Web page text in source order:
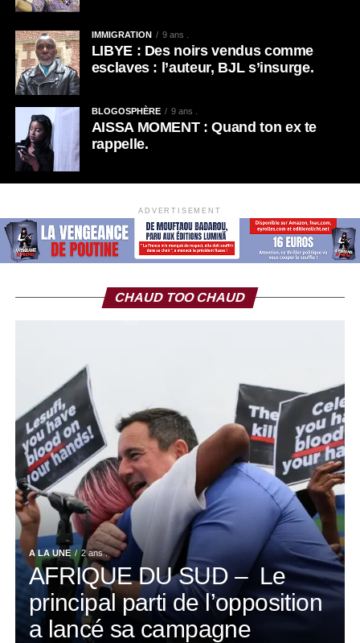
IMMIGRATION 9 ans .
LIBYE : Des noirs vendus comme
esclaves : l’auteur, BJL s’insurge.
BLOGOSPHÈRE 9 ans .
AISSA MOMENT : Quand ton ex te
rappelle.
ADVERTISEMENT
CHAUD TOO CHAUD
A LA UNE 2 ans .
AFRIQUE DU SUD – Le
principal parti de l’opposition
a lancé sa campagne